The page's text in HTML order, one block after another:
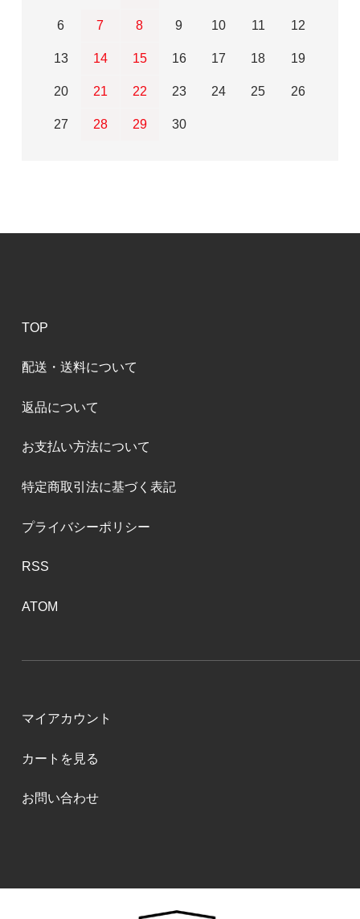
6 7 8 9 10 11 12
13 14 15 16 17 18 19
20 21 22 23 24 25 26
27 28 29 30
TOP
配送・送料について
返品について
お支払い方法について
特定商取引法に基づく表記
プライバシーポリシー
RSS
ATOM
マイアカウント
カートを見る
お問い合わせ